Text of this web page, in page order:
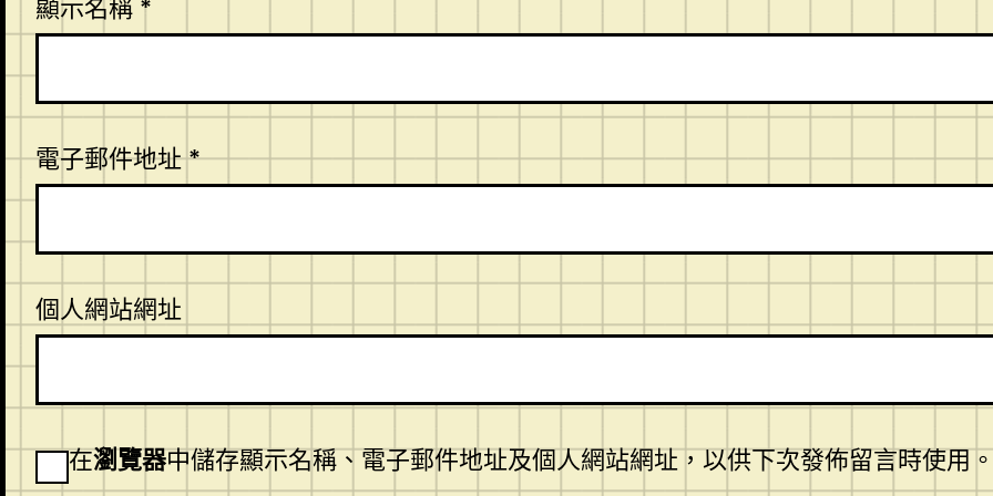
顯示名稱 *
電子郵件地址*
個人網站網址
在瀏覽器中儲存顯示名稱、電子郵件地址及個人網站網址，以供下次發佈留言時使用